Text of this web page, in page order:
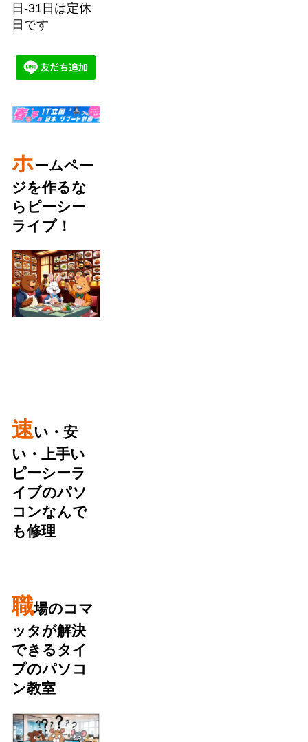
日-31日は定休
日です
ホームペー
ジを作るな
らピーシー
ライブ！
速い・安
い・上手い
ピーシーラ
イブのパソ
コンなんで
も修理
職場のコマ
ッタが解決
できるタイ
プのパソコ
ン教室